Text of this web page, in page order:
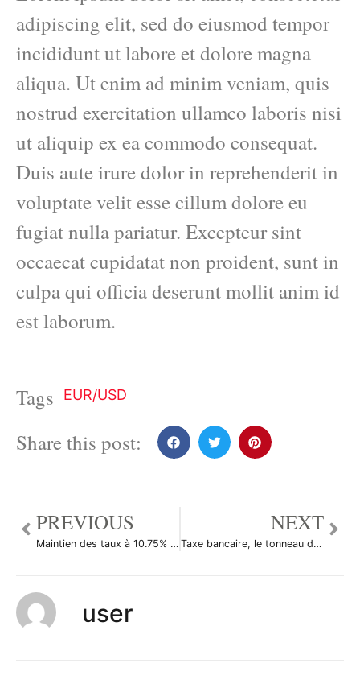
adipiscing elit, sed do eiusmod tempor
incididunt ut labore et dolore magna
aliqua. Ut enim ad minim veniam, quis
nostrud exercitation ullamco laboris nisi
ut aliquip ex ea commodo consequat.
Duis aute irure dolor in reprehenderit in
voluptate velit esse cillum dolore eu
fugiat nulla pariatur. Excepteur sint
occaecat cupidatat non proident, sunt in
culpa qui officia deserunt mollit anim id
est laborum.
Tags EUR/USD
Share this post:
PREVIOUS
Maintien des taux à 10.75% au Brésil
NEXT
Taxe bancaire, le tonneau des Danaïdes reprend du service
user